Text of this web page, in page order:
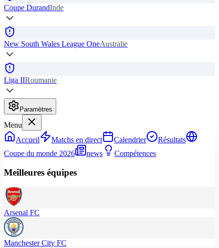
Coupe DurandInde
New South Wales League OneAustralie
Liga IIRoumanie
Paramètres
Menu
Accueil
Matchs en direct Calendrier
Résultats
Coupe du monde 2026
news Compétences
Meilleures équipes
Arsenal FC
Manchester City FC